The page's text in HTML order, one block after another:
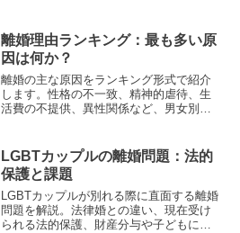
離婚理由ランキング：最も多い原
因は何か？
離婚の主な原因をランキング形式で紹介
します。性格の不一致、精神的虐待、生
活費の不提供、異性関係など、男女別の
LGBTカップルの離婚問題：法的
保護と課題
LGBTカップルが別れる際に直面する離婚
問題を解説。法律婚との違い、現在受け
られる法的保護、財産分与や子どもに関